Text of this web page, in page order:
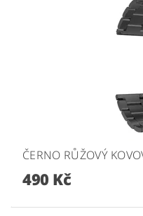
ČERNO RŮŽOVÝ
490 Kč